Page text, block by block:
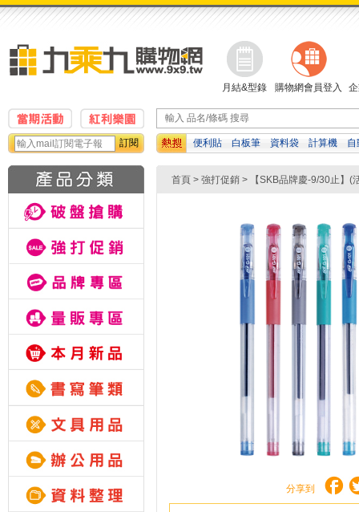
月結&型錄 購物網會員登入
訂閱 便利貼 白板筆 資料袋 計算機
自
首頁 > 強打促銷 > 【SKB品牌慶-9/30止】(
分享到